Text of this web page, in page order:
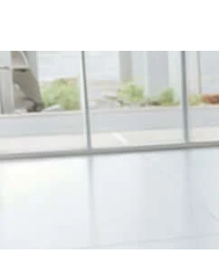
/fragments/plp-details